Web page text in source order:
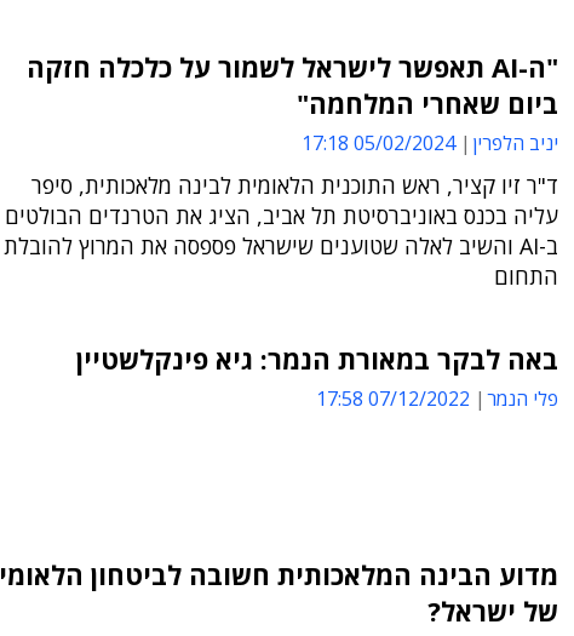
"ה-AI תאפשר לישראל לשמור על כלכלה חזקה
ביום שאחרי המלחמה"
יניב הלפרין 05/02/2024 17:18
ד"ר זיו קציר, ראש התוכנית הלאומית לבינה מלאכותית, סיפר
עליה בכנס באוניברסיטת תל אביב, הציג את הטרנדים הבולטים
ב-AI והשיב לאלה שטוענים שישראל פספסה את המרוץ להובלת
התחום
באה לבקר במאורת הנמר: גיא פינקלשטיין
פלי הנמר 07/12/2022 17:58
מדוע הבינה המלאכותית חשובה לביטחון הלאומי
של ישראל?